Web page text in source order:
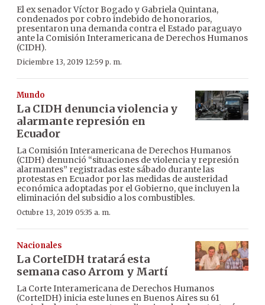
El ex senador Víctor Bogado y Gabriela Quintana,
condenados por cobro indebido de honorarios,
presentaron una demanda contra el Estado paraguayo
ante la Comisión Interamericana de Derechos Humanos
(CIDH).
Diciembre 13, 2019 12:59 p. m.
Mundo
La CIDH denuncia violencia y
alarmante represión en
Ecuador
La Comisión Interamericana de Derechos Humanos
(CIDH) denunció “situaciones de violencia y represión
alarmantes” registradas este sábado durante las
protestas en Ecuador por las medidas de austeridad
económica adoptadas por el Gobierno, que incluyen la
eliminación del subsidio a los combustibles.
Octubre 13, 2019 05:35 a. m.
Nacionales
La CorteIDH tratará esta
semana caso Arrom y Martí
La Corte Interamericana de Derechos Humanos
(CorteIDH) inicia este lunes en Buenos Aires su 61